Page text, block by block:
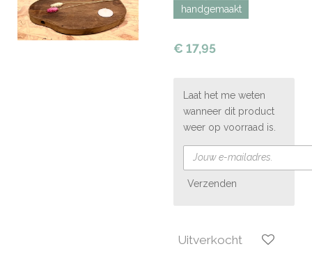
handgemaakt
€ 17,95
Laat het me weten
wanneer dit product
weer op voorraad is.
Verzenden
Uitverkocht